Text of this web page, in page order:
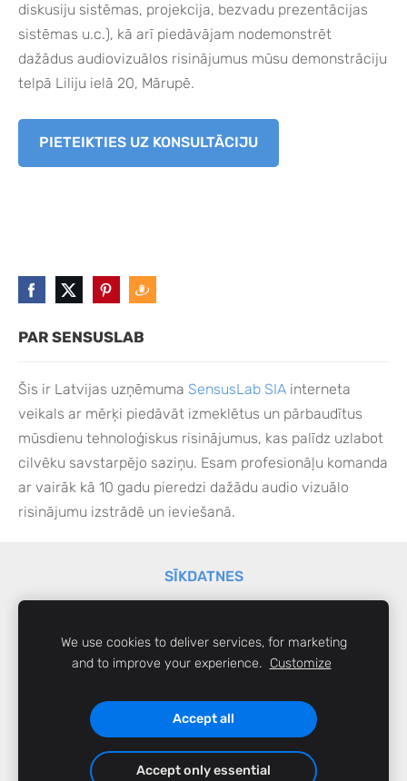
PAR SENSUSLAB
Šis ir Latvijas uzņēmuma SensusLab SIA interneta
veikals ar mērķi piedāvāt izmeklētus un pārbaudītus
mūsdienu tehnoloģiskus risinājumus, kas palīdz uzlabot
cilvēku savstarpējo saziņu. Esam profesionāļu komanda
ar vairāk kā 10 gadu pieredzi dažādu audio vizuālo
risinājumu izstrādē un ieviešanā.
diskusiju sistēmas, projekcija, bezvadu prezentācijas
sistēmas u.c.), kā arī piedāvājam nodemonstrēt
dažādus audiovizuālos risinājumus mūsu demonstrāciju
telpā Liliju ielā 20, Mārupē.
PIETEIKTIES UZ KONSULTĀCIJU
SĪKDATNES
SensusLab SIA,sensus@sensuslab.lv© 2026
Liliju iela 20, Mārupe, LV-2167,Reģ. Nr.
LV40103262104,6746 1400
We use cookies to deliver services, for marketing
and to improve your experience. Customize
Accept all
Accept only essential